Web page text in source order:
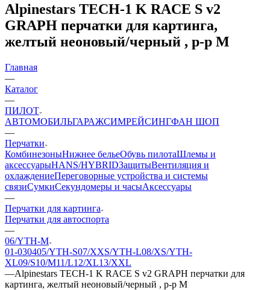
Alpinestars TECH-1 K RACE S v2
GRAPH перчатки для картинга,
желтый неоновый/черный , р-р M
Главная
—
Каталог
—
ПИЛОТ
АВТОМОБИЛЬГАРАЖСИМРЕЙСИНГФАН ШОП
—
Перчатки
КомбинезоныНижнее бельеОбувь пилотаШлемы и
аксессуарыHANS/HYBRIDЗащитыВентиляция и
охлаждениеПереговорные устройства и системы
связиСумкиСекундомеры и часыАксессуары
—
Перчатки для картинга
Перчатки для автоспорта
—
06/YTH-M
01-030405/YTH-S07/XXS/YTH-L08/XS/YTH-
XL09/S10/M11/L12/XL13/XXL
—Alpinestars TECH-1 K RACE S v2 GRAPH перчатки для
картинга, желтый неоновый/черный , р-р M